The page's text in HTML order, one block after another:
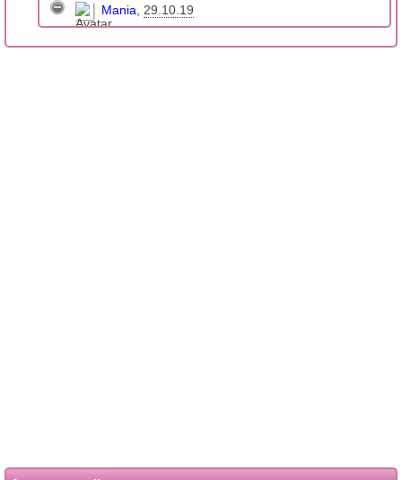
Mania
29.10.19